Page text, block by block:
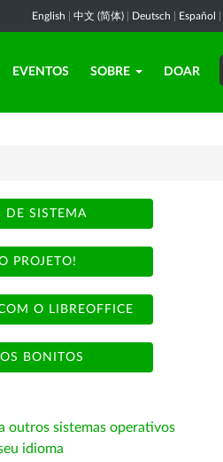
English 中文 (简体) Deutsch Español
EVENTOS SOBRE DOAR
DE SISTEMA
PROJETO!
O LIBREOFFICE
BONITOS
outros sistemas operativos
idioma